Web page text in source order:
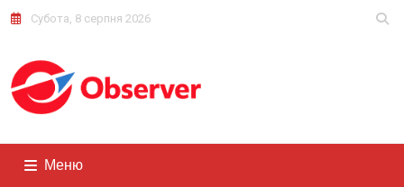
Субота, 8 серпня 2026
Меню